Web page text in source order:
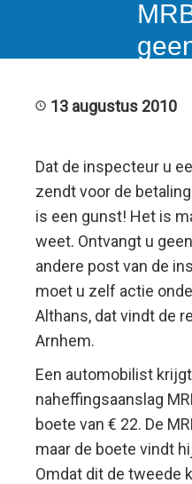
13 augustus 2010
Dat de inspecteur u
zendt voor de
is een gunst! Het is
weet. Ontvangt u
andere post van de
moet u zelf actie
Althans, dat vindt de
Arnhem.
Een automobilist
naheffingsaanslag
boete van € 22. De
maar de boete vindt
Omdat dit de tweede